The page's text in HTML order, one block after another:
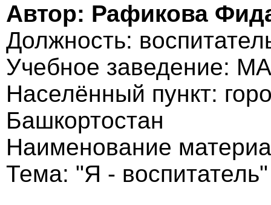
Автор: Рафикова
Должность:
Учебное заведение:
Населённый пункт:
Башкортостан
Наименование
Тема: "Я - воспитатель"